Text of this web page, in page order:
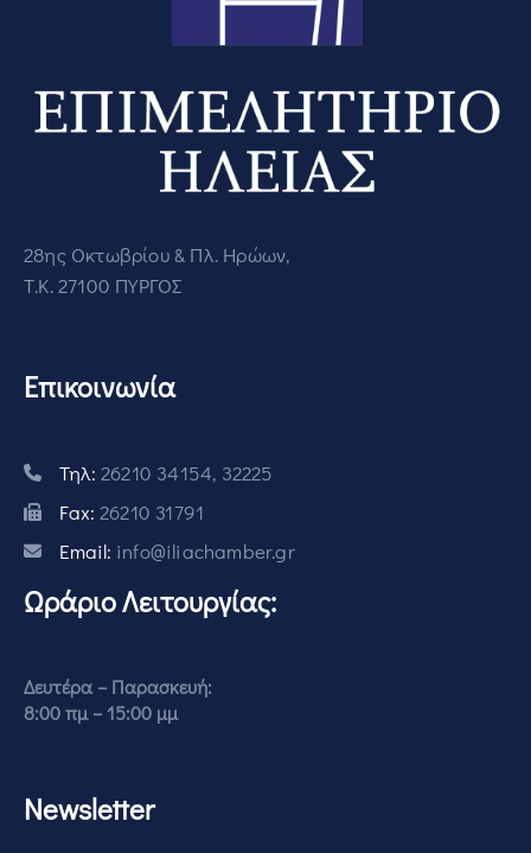
28ης Οκτωβρίου & Πλ. Ηρώων,
Τ.Κ. 27100 ΠΥΡΓΟΣ
Επικοινωνία
Τηλ: 26210 34154, 32225
Fax: 26210 31791
Email: info@iliachamber.gr
Ωράριο Λειτουργίας:
Δευτέρα – Παρασκευή:
8:00 πμ – 15:00 μμ
Newsletter